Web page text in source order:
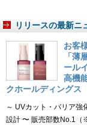
リリースの最新ニ
お客
「
ール
高機
クホールディングス
～ UVカット・バリア強
設計 〜 販売部数No.1（